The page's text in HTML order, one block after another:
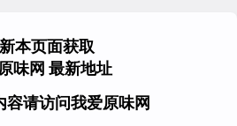
本页面获取
味网 最新地址
容请访问我爱原味网